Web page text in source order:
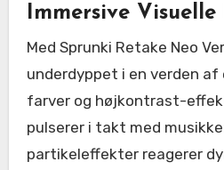
Immersive
Med Sprunki Retake Neo
underdyppet i en verden
farver og højkontrast-
pulserer i takt med
partikeleffekter reagerer